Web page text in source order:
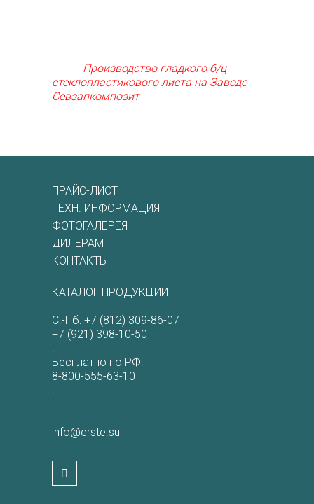
Производство гладкого б/ц
стеклопластикового листа на Заводе
Севзапкомпозит
ПРАЙС-ЛИСТ
ТЕХН. ИНФОРМАЦИЯ
ФОТОГАЛЕРЕЯ
ДИЛЕРАМ
КОНТАКТЫ
КАТАЛОГ ПРОДУКЦИИ
С.-Пб: +7 (812) 309-86-07
+7 (921) 398-10-50
:
Бесплатно по РФ:
8-800-555-63-10
:
info@erste.su